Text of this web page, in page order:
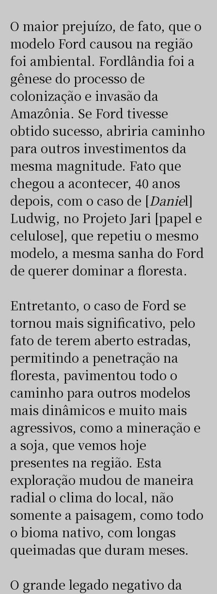
O maior prejuízo, de fato, que o
modelo Ford causou na região
foi ambiental. Fordlândia foi a
gênese do processo de
colonização e invasão da
Amazônia. Se Ford tivesse
obtido sucesso, abriria caminho
para outros investimentos da
mesma magnitude. Fato que
chegou a acontecer, 40 anos
depois, com o caso de [Daniel]
Ludwig, no Projeto Jari [papel e
celulose], que repetiu o mesmo
modelo, a mesma sanha do Ford
de querer dominar a floresta.
Entretanto, o caso de Ford se
tornou mais significativo, pelo
fato de terem aberto estradas,
permitindo a penetração na
floresta, pavimentou todo o
caminho para outros modelos
mais dinâmicos e muito mais
agressivos, como a mineração e
a soja, que vemos hoje
presentes na região. Esta
exploração mudou de maneira
radial o clima do local, não
somente a paisagem, como todo
o bioma nativo, com longas
queimadas que duram meses.
O grande legado negativo da